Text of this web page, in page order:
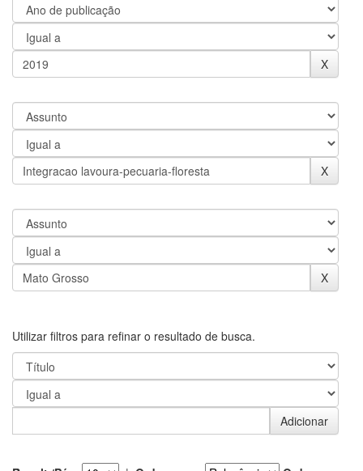
Utilizar filtros para refinar o resultado de busca.